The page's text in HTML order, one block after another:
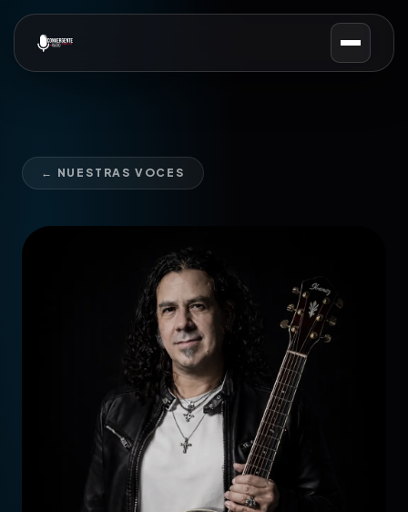
← NUESTRAS VOCES